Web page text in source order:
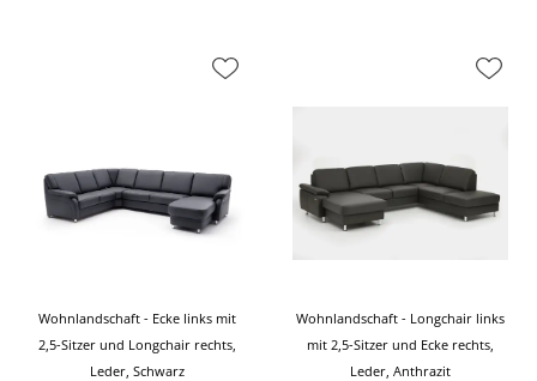
Wohnlandschaft - Ecke links mit
2,5-Sitzer und Longchair rechts,
Leder, Schwarz
Wohnlandschaft - Longchair links
mit 2,5-Sitzer und Ecke rechts,
Leder, Anthrazit